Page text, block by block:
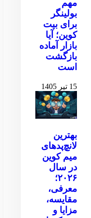
مهم
بولینگر
برای بیت
کوین‌‌؛ آیا
بازار آماده
بازگشت
است
15 تیر 1405
بهترین
لانچ‌پدهای
میم کوین
در سال
۲۰۲۶؛
معرفی،
مقایسه،
مزایا و